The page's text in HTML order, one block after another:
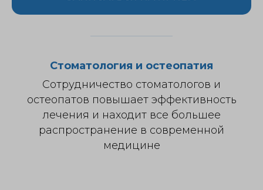
Стоматология и остеопатия
Сотрудничество стоматологов и
остеопатов повышает эффективность
лечения и находит все большее
распространение в современной
медицине